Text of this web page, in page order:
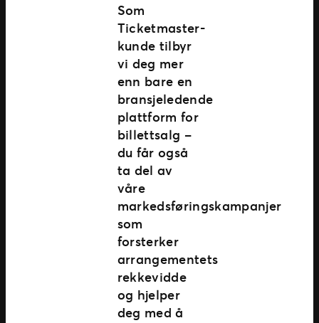
Som
Ticketmaster-
kunde tilbyr
vi deg mer
enn bare en
bransjeledende
plattform for
billettsalg –
du får også
ta del av
våre
markedsføringskampanjer
som
forsterker
arrangementets
rekkevidde
og hjelper
deg med å